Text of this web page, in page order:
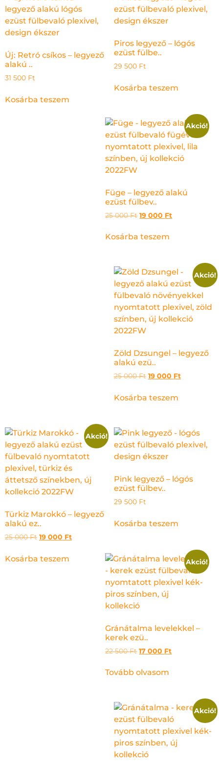
Új: Retró csíkos – legyező
alakú ..
31 500 Ft
Kosárba teszem
Piros legyező – lógós
ezüst fülbe..
29 500 Ft
Kosárba teszem
Akció!
Füge – legyező alakú
ezüst fülbev..
25 000Ft 19 000 Ft
Kosárba teszem
Akció!
Zöld Dzsungel – legyező
alakú ezü..
25 000Ft 19 000 Ft
Kosárba teszem
Akció!
Türkiz Marokkó – legyező
alakú ez..
25 000Ft 19 000 Ft
Kosárba teszem
Pink legyező – lógós
ezüst fülbev..
29 500 Ft
Kosárba teszem
Akció!
Gránátalma levelekkel –
kerek ezü..
22 500Ft 17 000 Ft
Tovább olvasom
Akció!